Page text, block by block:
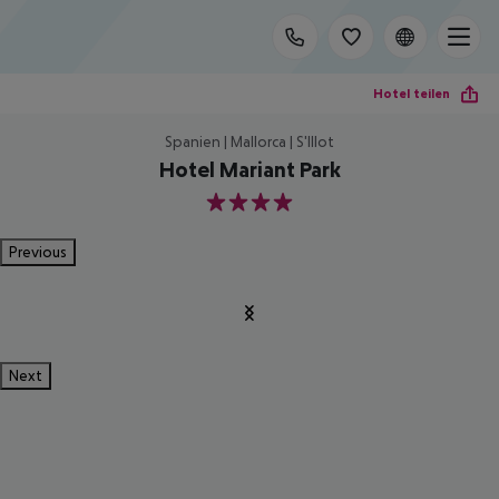
Hotel teilen
Spanien | Mallorca | S'Illot
Hotel Mariant Park
4
Previous
Next